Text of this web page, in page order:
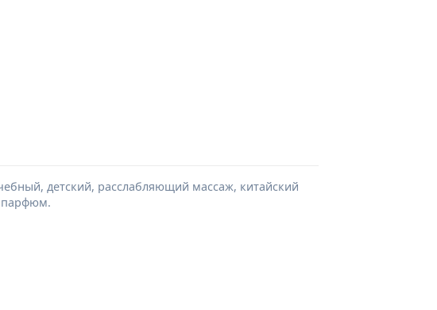
детский, расслабляющий массаж, китайский
парфюм.